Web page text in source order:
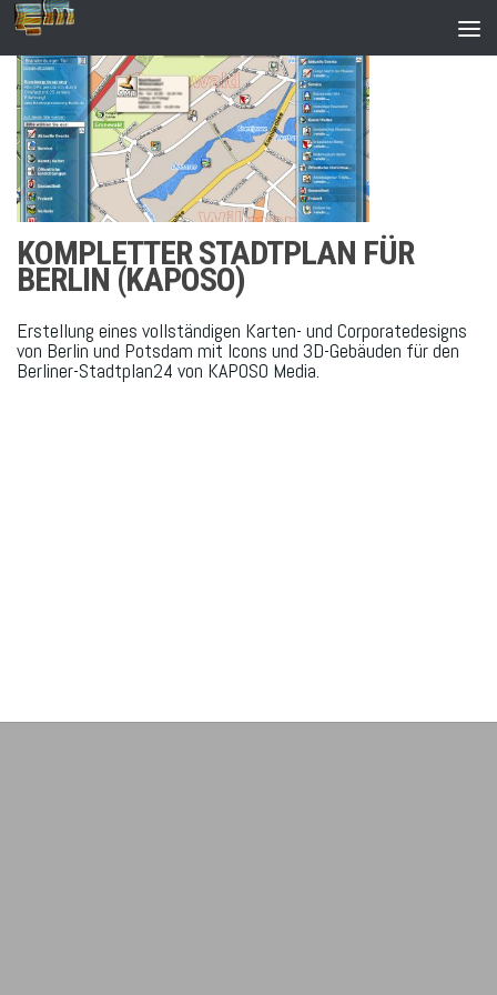
Zum Inhalt springen
KOMPLETTER STADTPLAN FÜR
BERLIN (KAPOSO)
Erstellung eines vollständigen Karten- und Corporatedesigns
von Berlin und Potsdam mit Icons und 3D-Gebäuden für den
Berliner-Stadtplan24 von KAPOSO Media.